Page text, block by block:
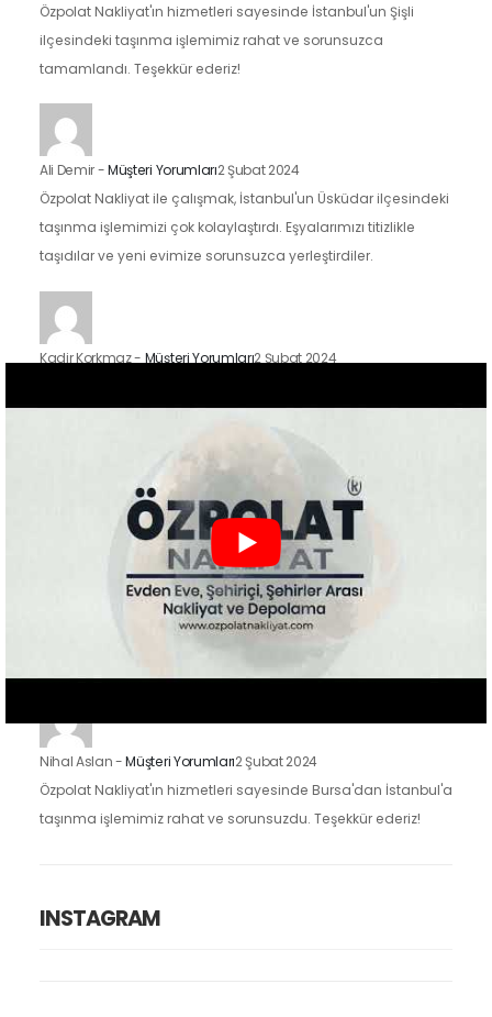
Özpolat Nakliyat'ın hizmetleri sayesinde İstanbul'un Şişli
ilçesindeki taşınma işlemimiz rahat ve sorunsuzca
tamamlandı. Teşekkür ederiz!
Ali Demir-Müşteri Yorumları2 Şubat 2024
Özpolat Nakliyat ile çalışmak, İstanbul'un Üsküdar ilçesindeki
taşınma işlemimizi çok kolaylaştırdı. Eşyalarımızı titizlikle
taşıdılar ve yeni evimize sorunsuzca yerleştirdiler.
Kadir Korkmaz- Müşteri Yorumları2 Şubat 2024
-Müşteri Yorumları2 Şubat 2024
Özpolat Nakliyat ile çalışmak, Gaziantep'ten Ankara'ya
taşınma işlemimizi oldukça kolaylaştırdı. Eşyalarımızı dikkatle
Nihal Aslan-Müşteri Yorumları2 Şubat 2024
Özpolat Nakliyat'ın hizmetleri sayesinde Bursa'dan İstanbul'a
taşınma işlemimiz rahat ve sorunsuzdu. Teşekkür ederiz!
INSTAGRAM